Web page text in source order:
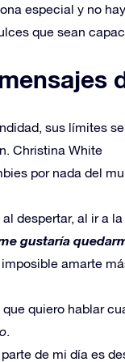
especial y no
que sean
sus límites
Christina White
por nada del
despertar, al ir a
gustaría
amarte
quiero hablar
.
de mi día es